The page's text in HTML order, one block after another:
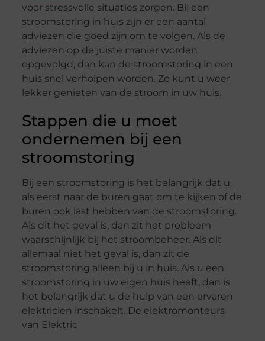
voor stressvolle situaties zorgen. Bij een
stroomstoring in huis zijn er een aantal
adviezen die goed zijn om te volgen. Als de
adviezen op de juiste manier worden
opgevolgd, dan kan de stroomstoring in een
huis snel verholpen worden. Zo kunt u weer
lekker genieten van de stroom in uw huis.
Stappen die u moet
ondernemen bij een
stroomstoring
Bij een stroomstoring is het belangrijk dat u
als eerst naar de buren gaat om te kijken of de
buren ook last hebben van de stroomstoring.
Als dit het geval is, dan zit het probleem
waarschijnlijk bij het stroombeheer. Als dit
allemaal niet het geval is, dan zit de
stroomstoring alleen bij u in huis. Als u een
stroomstoring in uw eigen huis heeft, dan is
het belangrijk dat u de hulp van een ervaren
elektricien inschakelt. De elektromonteurs
van Elektric